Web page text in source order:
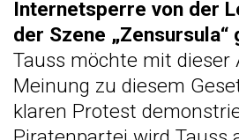
Internetsperre von der
der Szene „Zensursula“
Tauss möchte mit dieser
Meinung zu diesem
klaren Protest